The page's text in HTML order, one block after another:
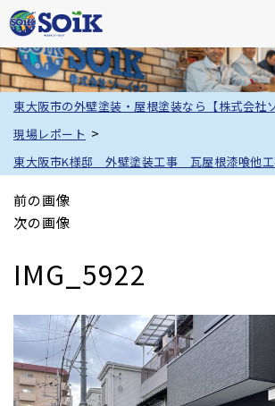
Skip
to
main
content
東大阪市の外壁塗装・屋根塗装なら【株式会社
現場レポート >
東大阪市K様邸 外壁塗装工事 瓦屋根漆喰
前の画像
次の画像
IMG_5922